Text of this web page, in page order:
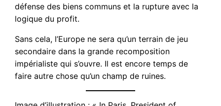
défense des biens communs et la rupture avec la
logique du profit.
Sans cela, l’Europe ne sera qu’un terrain de jeu
secondaire dans la grande recomposition
impérialiste qui s’ouvre. Il est encore temps de
faire autre chose qu’un champ de ruines.